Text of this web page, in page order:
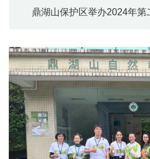
鼎湖山保护区举办2024年第